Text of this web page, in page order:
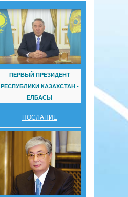
ПЕРВЫЙ ПРЕЗИДЕНТ
РЕСПУБЛИКИ КАЗАХСТАН -
ЕЛБАСЫ
ПОСЛАНИЕ